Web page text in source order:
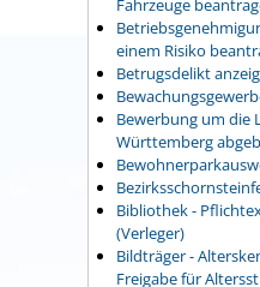
Fahrzeuge
einem Risiko
Betrugsdelikt
Bewerbung um die
Württemberg
Bibliothek -
(Verleger)
Bildträger -
Freigabe für